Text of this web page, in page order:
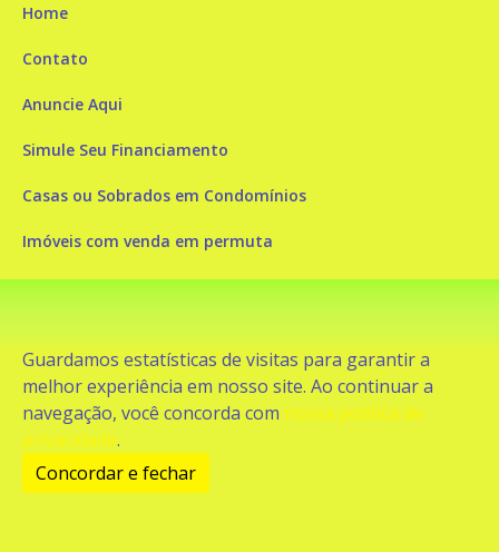
Guardamos estatísticas de visitas para garantir a
melhor experiência em nosso site. Ao continuar a
navegação, você concorda com nossa política de
privacidade.
Concordar e fechar
Home
Contato
Anuncie Aqui
Simule Seu Financiamento
Casas ou Sobrados em Condomínios
Imóveis com venda em permuta
Imóveis com Vista para o Mar
Casa com piscina
Apartamento com piscina
Condomínio fechado